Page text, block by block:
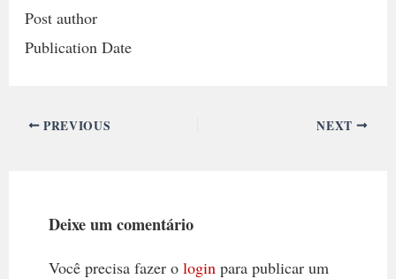
Post author
Publication Date
PREVIOUS NEXT
Deixe um comentário
Você precisa fazer o loginpara publicar um